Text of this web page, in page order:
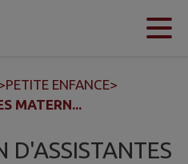
PETITE ENFANCE>
MATERN...
D'ASSISTANTES